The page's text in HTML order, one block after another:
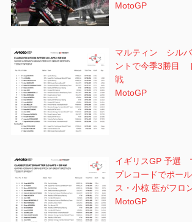
MotoGP
マルティン シルバ
ントで今季3勝目
戦
MotoGP
イギリスGP 予選
プレコードでポー
ス・小椋 藍がフロ
MotoGP